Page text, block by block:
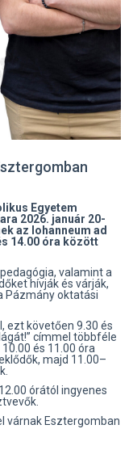
Egyetem
2026. január 20-
az Iohanneum ad
14.00 óra között
valamint a
hívják és várják,
Pázmány oktatási
ezt követően 9.30 és
címmel többféle
és 11.00 óra
majd 11.00–
órától ingyenes
várnak Esztergomban